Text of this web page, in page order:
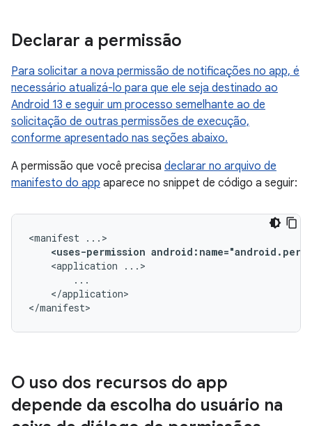
Declarar a permissão
Para solicitar a nova permissão de notificações no app, é
necessário atualizá-lo para que ele seja destinado ao
Android 13 e seguir um processo semelhante ao de
solicitação de outras permissões de execução,
conforme apresentado nas seções abaixo.
A permissão que você precisa declarar no arquivo de
manifesto do app aparece no snippet de código a seguir:
<manifest
<uses-permission
<application
</application>
</manifest>
O uso dos recursos do app
depende da escolha do usuário na